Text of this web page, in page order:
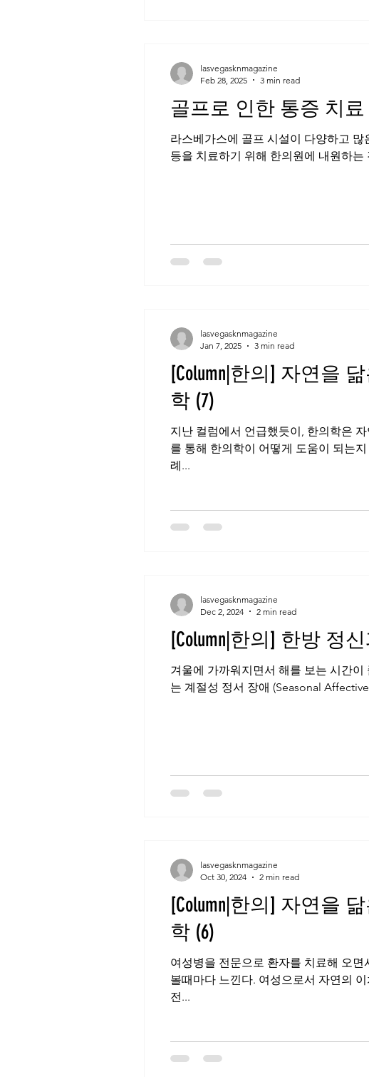
골프로 인한 통증 치료
라스베가스에 골프 시설이 다양하고
lasvegasknmagazine
Feb 28, 2025
3 min read
[Column|한의] 자연을 닮은 사람을 진단하고, 치료하는 자연의학 – 한의
학 (7)
지난 컬럼에서 언급했듯이, 한의학은
를 통해 한의학이 어떻게 도움이 되는
례...
lasvegasknmagazine
Jan 7, 2025
3 min read
[Column|한의
겨울에 가까워지면서 해를 보는 시간
는 계절성 정서 장애 (Seasonal
lasvegasknmagazine
Dec 2, 2024
2 min read
[Column|한의] 자연을
학 (6)
여성병을 전문으로 환자를 치료해 오
볼때마다 느낀다. 여성으로서 자연의
전...
lasvegasknmagazine
Oct 30, 2024
2 min read